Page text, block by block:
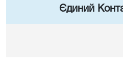
Єдиний